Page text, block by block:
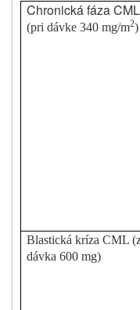
Chronická fáza
(pri dávke 340 mg/m2)
Blastická kríza CML
dávka 600 mg)